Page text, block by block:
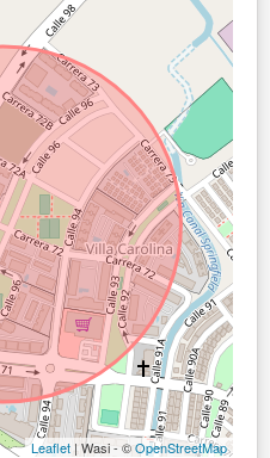
Leaflet | Wasi - ©OpenStreetMap